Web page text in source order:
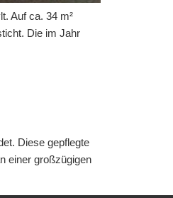
Auf ca. 34 m²
Die im Jahr
Diese gepflegte
einer großzügigen